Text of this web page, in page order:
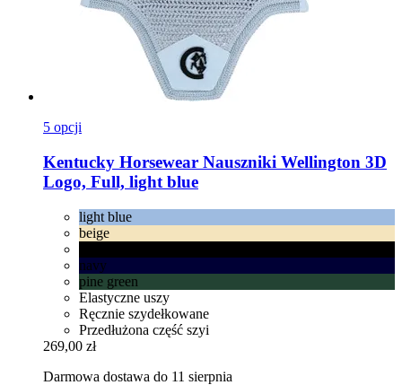
5 opcji
Kentucky Horsewear Nauszniki Wellington 3D
Logo, Full, light blue
light blue
beige
navy
pine green
Elastyczne uszy
Ręcznie szydełkowane
Przedłużona część szyi
269,00 zł
Darmowa dostawa do 11 sierpnia